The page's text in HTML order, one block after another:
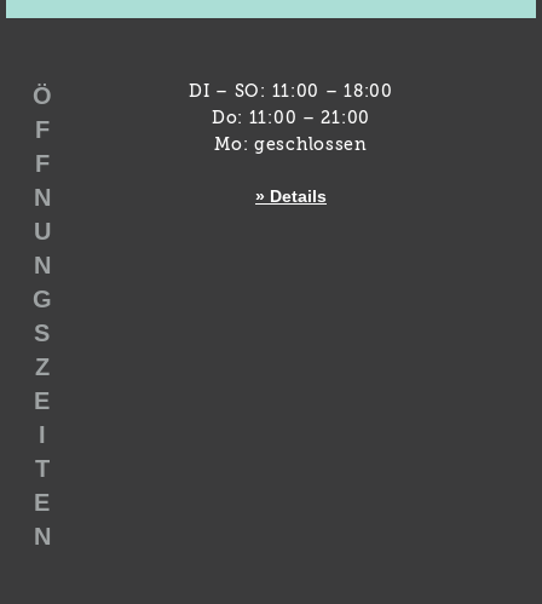
Ö
F
F
N
U
N
G
S
Z
E
I
T
E
N
DI – SO: 11:00 – 18:00
Do: 11:00 – 21:00
Mo: geschlossen
» Details